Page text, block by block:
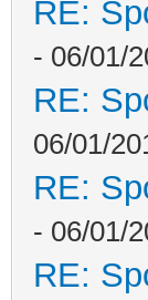
RE:
- 06/01/
RE:
06/01/
RE:
- 06/01/
RE: